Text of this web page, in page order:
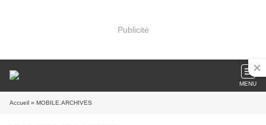
Publicité
MENU
Accueil » MOBILE.ARCHIVES